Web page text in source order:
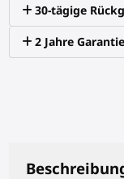
30-tägige
2 Jahre Garantie